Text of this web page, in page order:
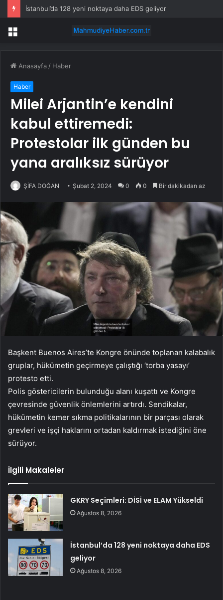
İstanbul’da 128 yeni noktaya daha EDS geliyor
Menü
Anasayfa / Haber
Haber
Milei Arjantin’e kendini
kabul ettiremedi:
Protestolar ilk günden bu
yana aralıksız sürüyor
ŞİFA DOĞAN Şubat 2, 2024 0 0 Bir dakikadan az
Başkent Buenos Aires’te Kongre önünde toplanan kalabalık
gruplar, hükümetin geçirmeye çalıştığı ‘torba yasayı’
protesto etti.
Polis göstericilerin bulunduğu alanı kuşattı ve Kongre
çevresinde güvenlik önlemlerini artırdı. Sendikalar,
hükümetin kemer sıkma politikalarının bir parçası olarak
grevleri ve işçi haklarını ortadan kaldırmak istediğini öne
sürüyor.
İlgili Makaleler
GKRY Seçimleri: DİSİ ve ELAM Yükseldi
Ağustos 8, 2026
İstanbul’da 128 yeni noktaya daha EDS
geliyor
Ağustos 8, 2026